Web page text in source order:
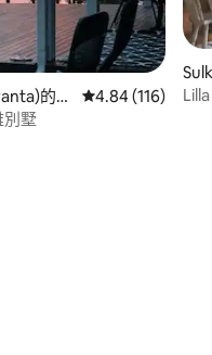
分（滿分 5 分）
的別
從 116 則評價中
4.84 (116)
別墅